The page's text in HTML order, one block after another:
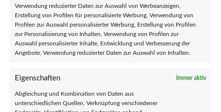
Verwendung reduzierter Daten zur Auswahl von Werbeanzeigen,
Erstellung von Profilen für personalisierte Werbung, Verwendung von
Profilen zur Auswahl personalisierter Werbung, Erstellung von Profilen
zur Personalisierung von Inhalten, Verwendung von Profilen zur
Auswahl personalisierter Inhalte, Entwicklung und Verbesserung der
Angebote, Verwendung reduzierter Daten zur Auswahl von Inhalten.
Eigenschaften Immer aktiv
Abgleichung und Kombination von Daten aus
unterschiedlichen Quellen, Verknüpfung verschiedener
Allgemeine Geschäftsbedingungen
Richtlinie zur angemessenen Nutzung